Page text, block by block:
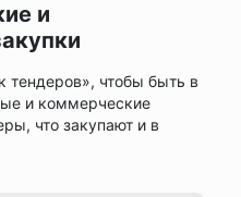
и
тендеров», чтобы быть в
и коммерческие
что закупают и в